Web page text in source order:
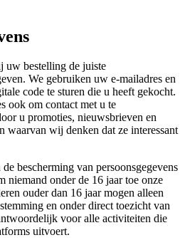
uw bestelling de juiste
We gebruiken uw e-mailadres en
code te sturen die u heeft gekocht.
ook om contact met u te
u promoties, nieuwsbrieven en
waarvan wij denken dat ze interessant
bescherming van persoonsgegevens
niemand onder de 16 jaar toe onze
ouder dan 16 jaar mogen alleen
en onder direct toezicht van
voor alle activiteiten die
uitvoert.